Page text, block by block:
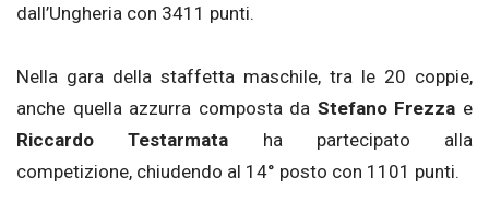
dall’Ungheria con 3411 punti.
Nella gara della staffetta maschile, tra le 20 coppie,
anche quella azzurra composta da Stefano Frezza e
Riccardo Testarmata ha partecipato alla
competizione, chiudendo al 14° posto con 1101 punti.